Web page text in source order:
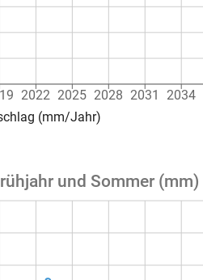
2022 2025 2028 2031 2034
(mm/Jahr)
und Sommer (mm)